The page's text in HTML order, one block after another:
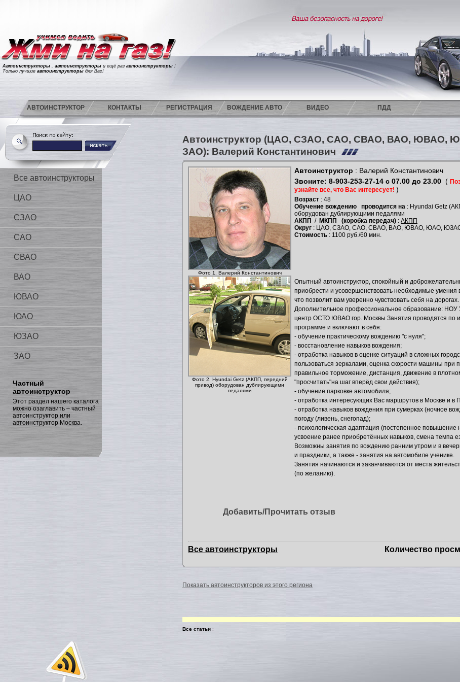
Автоинструкторы , автоинструкторы и ещё раз автоинструкторы !
Только лучшие автоинструкторы для Вас!
АВТОИНСТРУКТОР КОНТАКТЫ РЕГИСТРАЦИЯ ВОЖДЕНИЕ АВТО ВИДЕО ПДД
Все автоинструкторы
ЦАО
СЗАО
САО
СВАО
ВАО
ЮВАО
ЮАО
ЮЗАО
ЗАО
Частный
автоинструктор
Этот раздел нашего каталога
можно озаглавить – частный
автоинструктор или
автоинструктор Москва.
Автоинструктор (ЦАО, СЗАО, САО, СВАО, ВАО, ЮВАО,
ЗАО): Валерий Константинович
Фото 1. Валерий Константинович
Автоинструктор : Валерий Константинович
Звоните: 8-903-253-27-14 с 07.00 до 23.00 (
узнайте все, что Вас интересует! )
Возраст : 48
Обучение вождению
проводится на : Hyundai Getz
оборудован дублирующими педалями
АКПП / МКПП (коробка передач) : АКПП
Округ : ЦАО, СЗАО, САО, СВАО, ВАО, ЮВАО, ЮАО,
Стоимость : 1100 руб./60 мин.
Фото 2. Hyundai Getz (АКПП, передний
привод) оборудован дублирующими
педалями
Опытный автоинструктор, спокойный и
приобрести и усовершенствовать необходимые умения
что позволит вам уверенно чувствовать себя на
Дополнительное профессиональное образование: НОУ
центр ОСТО ЮВАО гор. Москвы Занятия проводятся по
программе и включают в себя:
- обучение практическому вождению "с нуля";
- восстановление навыков вождения;
- отработка навыков в оценке ситуаций в сложных
пользоваться зеркалами, оценка скорости машины при
правильное торможение, дистанция, движение в
"просчитать"на шаг вперёд свои действия);
- обучение парковке автомобиля;
- отработка интересующих Вас маршрутов в Москве и в
- отработка навыков вождения при сумерках (ночное
погоду (ливень, снегопад);
- психологическая адаптация (постепенное повышение
усвоение ранее приобретённых навыков, смена темпа
Возможны занятия по вождению ранним утром и в
и праздники, а также - занятия на автомобиле ученике.
Занятия начинаются и заканчиваются от места
(по желанию).
Добавить/Прочитать отзыв
Все автоинструкторы Количество
Показать автоинструкторов из этого региона
Все статьи :